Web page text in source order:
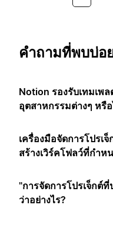
คำถามที่พบบ่อ
Notion รองรับเทมเพ
อุตสาหกรรมต่างๆ หรื
เครื่องมือจัดการโปรเ
สร้างเวิร์คโฟลว์ที่กำห
"การจัดการโปรเจ็กต์
ว่าอย่างไร?